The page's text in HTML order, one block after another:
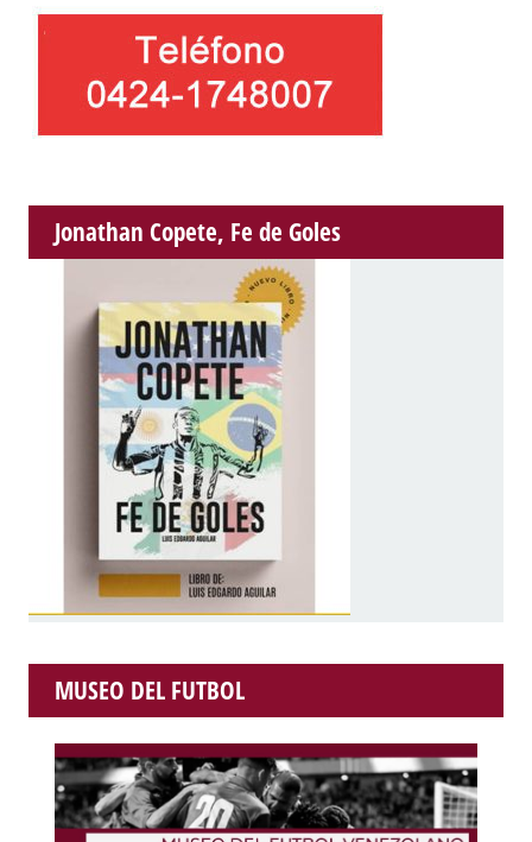
Jonathan Copete, Fe de Goles
MUSEO DEL FUTBOL